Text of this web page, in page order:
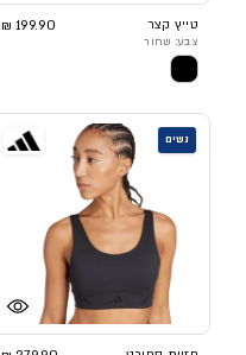
טייץ קצר 199.90 ₪
צבע: שחור
נשים